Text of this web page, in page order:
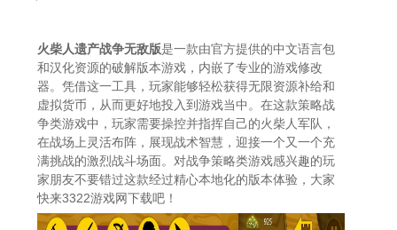
火柴人遗产战争无敌版是一款由官方提供的中文语言包
和汉化资源的破解版本游戏，内嵌了专业的游戏修改
器。凭借这一工具，玩家能够轻松获得无限资源补给和
虚拟货币，从而更好地投入到游戏当中。在这款策略战
争类游戏中，玩家需要操控并指挥自己的火柴人军队，
在战场上灵活布阵，展现战术智慧，迎接一个又一个充
满挑战的激烈战斗场面。对战争策略类游戏感兴趣的玩
家朋友不要错过这款经过精心本地化的版本体验，大家
快来3322游戏网下载吧！